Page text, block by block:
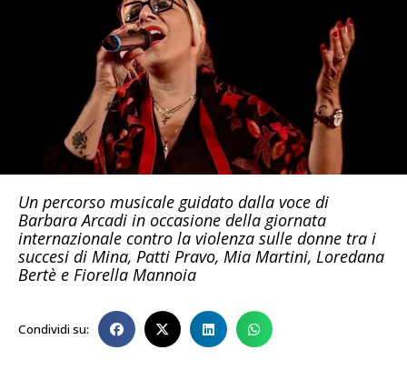
Un percorso musicale guidato dalla voce di
Barbara Arcadi in occasione della giornata
internazionale contro la violenza sulle donne tra i
succesi di Mina, Patti Pravo, Mia Martini, Loredana
Bertè e Fiorella Mannoia
Condividi su: